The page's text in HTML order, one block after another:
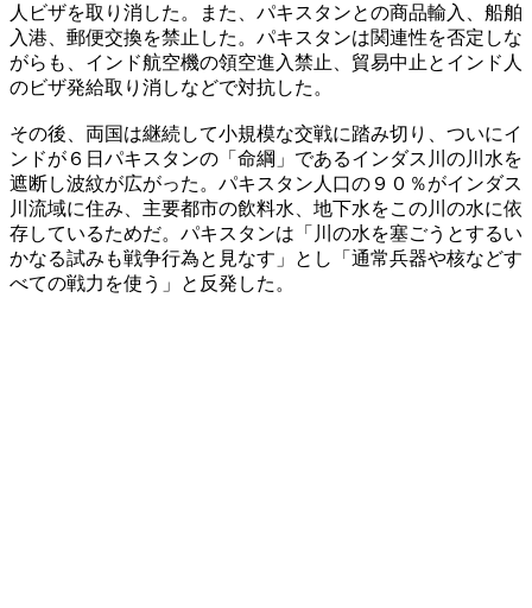
人ビザを取り消した。また、パキスタンとの商品輸入、船舶
入港、郵便交換を禁止した。パキスタンは関連性を否定しな
がらも、インド航空機の領空進入禁止、貿易中止とインド人
のビザ発給取り消しなどで対抗した。
その後、両国は継続して小規模な交戦に踏み切り、ついにイ
ンドが６日パキスタンの「命綱」であるインダス川の川水を
遮断し波紋が広がった。パキスタン人口の９０％がインダス
川流域に住み、主要都市の飲料水、地下水をこの川の水に依
存しているためだ。パキスタンは「川の水を塞ごうとするい
かなる試みも戦争行為と見なす」とし「通常兵器や核などす
べての戦力を使う」と反発した。